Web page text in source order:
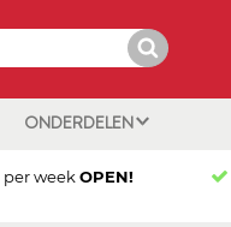
ONDERDELEN
per weekOPEN!